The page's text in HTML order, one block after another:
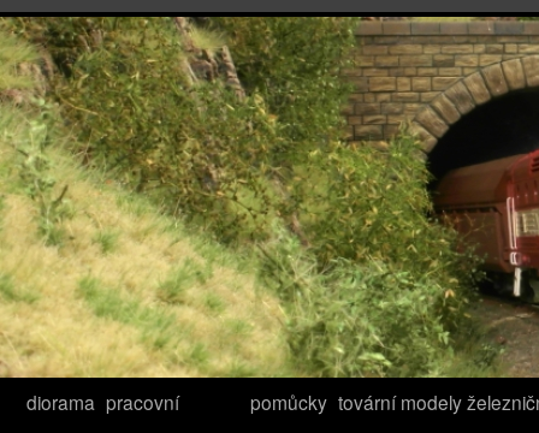
diorama pracovní
pomůcky tovární modely